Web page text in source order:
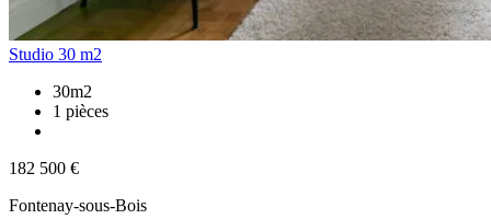
Studio 30 m2
30m2
1 pièces
182 500 €
Fontenay-sous-Bois